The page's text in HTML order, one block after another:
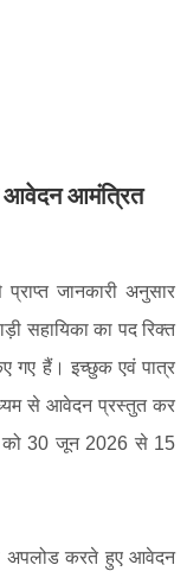
आवेदन आमंत्रित
जानकारी अनुसार
सहायिका का पद रिक्त
गए हैं। इच्छुक एवं पात्र
से आवेदन प्रस्तुत कर
को 30 जून 2026 से 15
अपलोड करते हुए आवेदन